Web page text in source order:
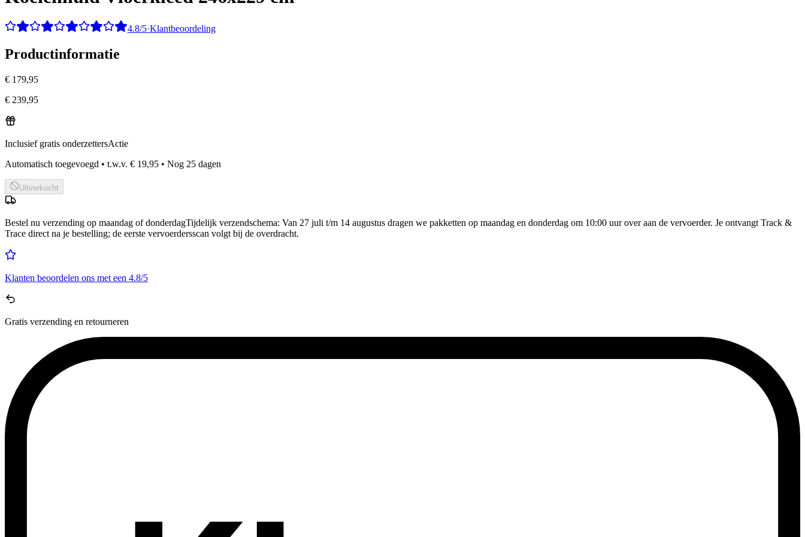
4.8/5·Klantbeoordeling
Productinformatie
€ 179,95
€ 239,95
Inclusief gratis onderzettersActie
Automatisch toegevoegd • t.w.v. € 19,95 • Nog 25 dagen
Uitverkocht
Bestel nu verzending op maandag of donderdagTijdelijk verzendschema: Van 27 juli t/m 14 augustus dragen we pakketten op maandag en donderdag om 10:00 uur over aan de vervoerder. Je ontvangt Track &
Trace direct na je bestelling; de eerste vervoerdersscan volgt bij de overdracht.
Klanten beoordelen ons met een 4.8/5
Gratis verzending en retourneren